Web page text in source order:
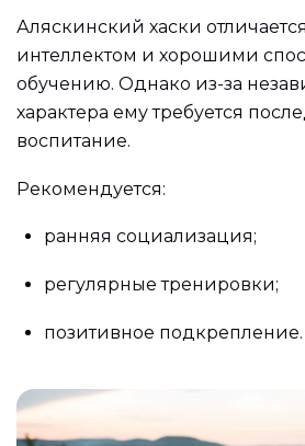
Аляскинский хаски
интеллектом и хорошими
обучению. Однако из-за
характера ему требуется
воспитание.
Рекомендуется:
ранняя социализация;
регулярные тренировки;
позитивное подкрепление.